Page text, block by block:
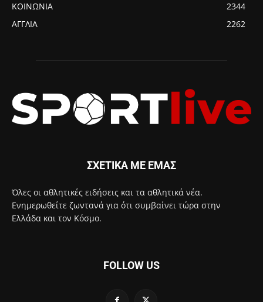
ΚΟΙΝΩΝΙΑ
2344
ΑΓΓΛΙΑ
2262
ΣΧΕΤΙΚΑ ΜΕ ΕΜΑΣ
Όλες οι αθλητικές ειδήσεις και τα αθλητικά νέα.
Ενημερωθείτε ζωντανά για ότι συμβαίνει τώρα στην
Ελλάδα και τον Κόσμο.
FOLLOW US